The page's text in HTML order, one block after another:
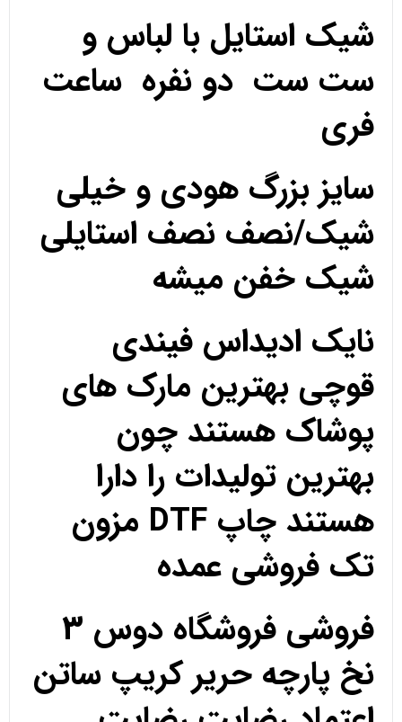
شیک استایل با لباس و
ست ست دو نفره ساعت
فری
سایز بزرگ هودی و خیلی
شیک/نصف نصف استایلی
شیک خفن میشه
نایک ادیداس فیندی
قوچی بهترین مارک های
پوشاک هستند چون
بهترین تولیدات را دارا
هستند چاپ DTF مزون
تک فروشی عمده
فروشی فروشگاه دوس 3
نخ پارچه حریر کریپ ساتن